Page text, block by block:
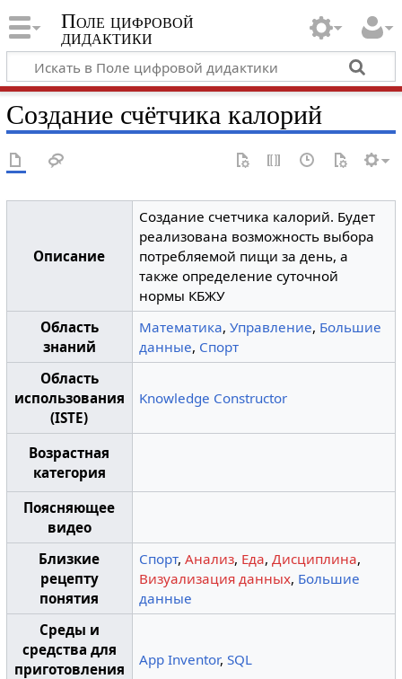
Поле цифровой
дидактики
Создание счётчика калорий
Описание
Создание счетчика калорий. Будет
реализована возможность выбора
потребляемой пищи за день, а
также определение суточной
нормы КБЖУ
Область
знаний
Математика,Управление, Большие
данные, Спорт
Область
использования
(ISTE)
Knowledge Constructor
Возрастная
категория
Поясняющее
видео
Близкие
рецепту
понятия
Спорт,Анализ, Еда,Дисциплина,
Визуализация данных, Большие
данные
Среды и
средства для
приготовления
App Inventor,SQL